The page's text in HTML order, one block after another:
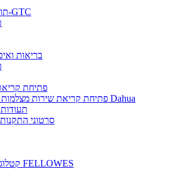
תוכנה וענן-GTC
בריאות
פתיחת
פתיחת קריאת שירות מצלמות אבטחה Dahua
סרטוני
קטלוג מוצרים FELLOWES